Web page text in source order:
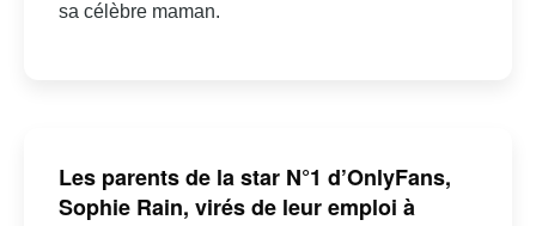
sa célèbre maman.
Les parents de la star N°1 d’OnlyFans,
Sophie Rain, virés de leur emploi à